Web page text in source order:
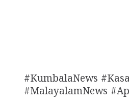
#KumbalaNews
#MalayalamNews